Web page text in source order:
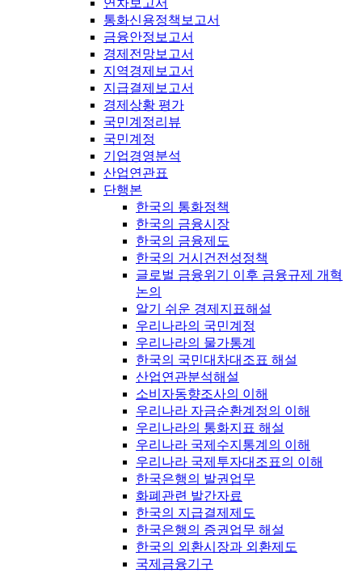
연차보고서
통화신용정책보고서
금융안정보고서
경제전망보고서
지역경제보고서
지급결제보고서
경제상황 평가
국민계정리뷰
국민계정
기업경영분석
산업연관표
단행본
한국의 통화정책
한국의 금융시장
한국의 금융제도
한국의 거시건전성정책
글로벌 금융위기 이후 금융규제 개혁
논의
알기 쉬운 경제지표해설
우리나라의 국민계정
우리나라의 물가통계
한국의 국민대차대조표 해설
산업연관분석해설
소비자동향조사의 이해
우리나라 자금순환계정의 이해
우리나라의 통화지표 해설
우리나라 국제수지통계의 이해
우리나라 국제투자대조표의 이해
한국은행의 발권업무
화폐관련 발간자료
한국의 지급결제제도
한국은행의 증권업무 해설
한국의 외환시장과 외환제도
국제금융기구